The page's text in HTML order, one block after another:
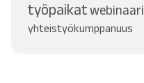
työpaikatwebinaari
yhteistyökumppanuus